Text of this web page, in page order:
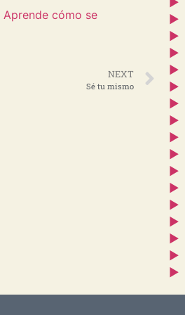
Aprende cómo se
NEXT
Sé tu mismo
►
►
►
►
►
►
►
►
►
►
►
►
►
►
►
►